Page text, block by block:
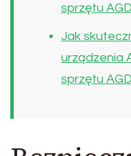
sprzętu
Jak
urządzenia
sprzętu